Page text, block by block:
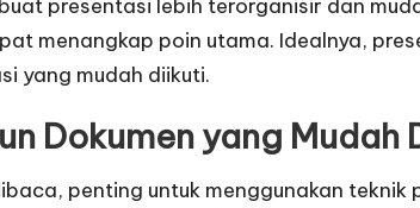
presentasi lebih terorganisir dan
menangkap poin utama. Idealnya,
yang mudah diikuti.
Dokumen yang Mudah
penting untuk menggunakan